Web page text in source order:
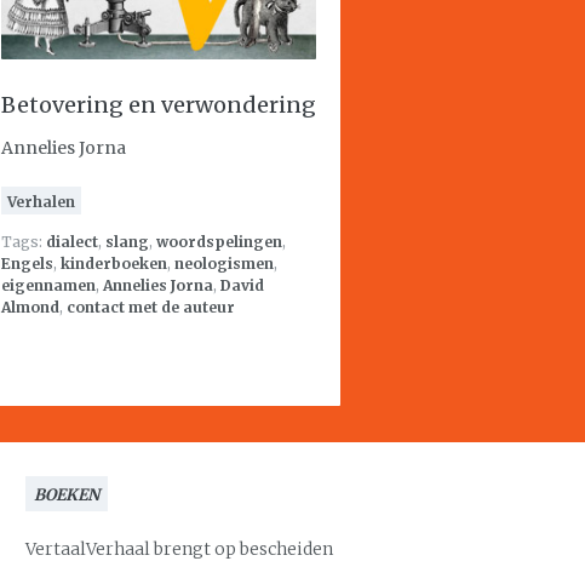
Betovering en verwondering
Annelies Jorna
Verhalen
Tags: dialect, slang, woordspelingen,
Engels, kinderboeken, neologismen,
eigennamen, Annelies Jorna, David
Almond, contact met de auteur
BOEKEN
VertaalVerhaal brengt op bescheiden